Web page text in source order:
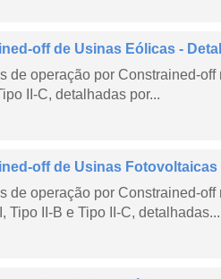
off de Usinas Eólicas -
de operação por Constrained-
II-C, detalhadas por...
off de Usinas Fotovoltaicas
de operação por Constrained-off
II-B e Tipo II-C, detalhadas...